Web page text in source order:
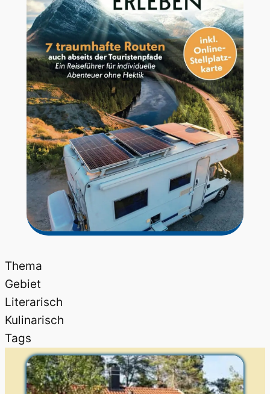
Thema
Gebiet
Literarisch
Kulinarisch
Tags